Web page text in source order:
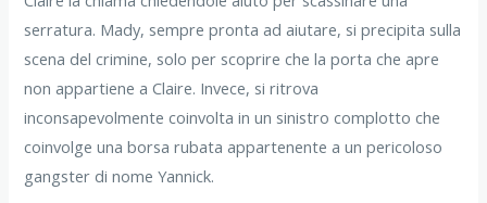
serratura. Mady, sempre pronta ad aiutare, si precipita sulla
scena del crimine, solo per scoprire che la porta che apre
non appartiene a Claire. Invece, si ritrova
inconsapevolmente coinvolta in un sinistro complotto che
coinvolge una borsa rubata appartenente a un pericoloso
gangster di nome Yannick.